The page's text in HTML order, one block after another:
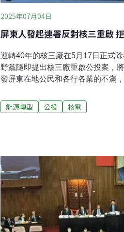
2025年07月04日
屏東人發起連署反對核三重啟
運轉40年的核三廠在5月17日正式
野黨隨即提出核三廠重啟公投案，
發屏東在地公民和各行各業的不滿
學、大學教授、農會、獨立書店、
出來反對核三重啟，他們表示，拒
是屏東人，我反對核三重啟〉連署
票。核三廠恆春運轉40年 「平安是
平安是眾神來保庇。現在竟然又要
學前校
能源轉型 公投 核電